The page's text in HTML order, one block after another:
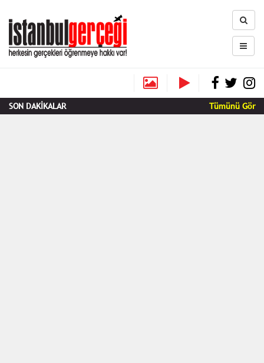
SON DAKİKALAR Tümünü Gör